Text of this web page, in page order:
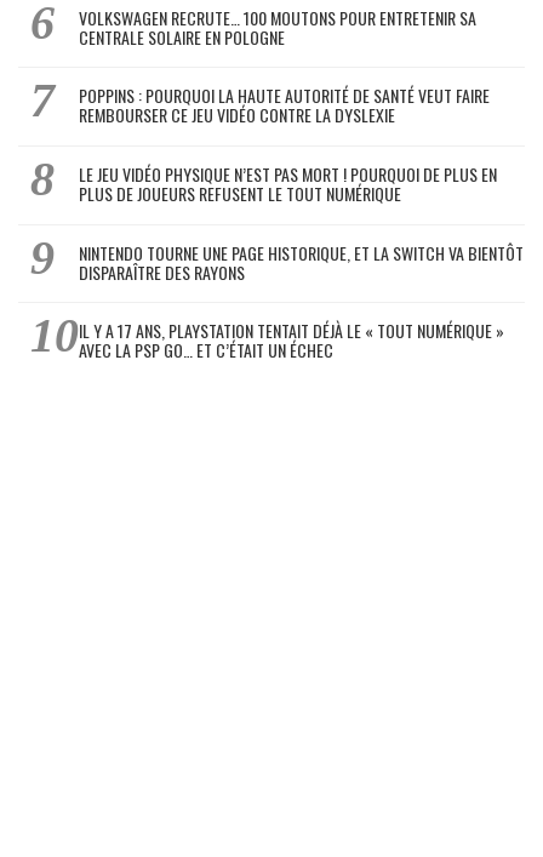
VOLKSWAGEN RECRUTE… 100 MOUTONS POUR ENTRETENIR SA
CENTRALE SOLAIRE EN POLOGNE
POPPINS : POURQUOI LA HAUTE AUTORITÉ DE SANTÉ VEUT FAIRE
REMBOURSER CE JEU VIDÉO CONTRE LA DYSLEXIE
LE JEU VIDÉO PHYSIQUE N’EST PAS MORT ! POURQUOI DE PLUS EN
PLUS DE JOUEURS REFUSENT LE TOUT NUMÉRIQUE
NINTENDO TOURNE UNE PAGE HISTORIQUE, ET LA SWITCH VA BIENTÔT
DISPARAÎTRE DES RAYONS
IL Y A 17 ANS, PLAYSTATION TENTAIT DÉJÀ LE « TOUT NUMÉRIQUE »
AVEC LA PSP GO… ET C’ÉTAIT UN ÉCHEC